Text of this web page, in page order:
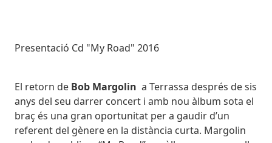
Subtitol
Presentació Cd "My Road" 2016
El retorn de Bob Margolin a Terrassa després de sis
anys del seu darrer concert i amb nou àlbum sota el
braç és una gran oportunitat per a gaudir d’un
referent del gènere en la distància curta. Margolin